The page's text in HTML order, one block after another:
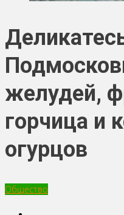
желудей,
горчица и
огурцов
Общество